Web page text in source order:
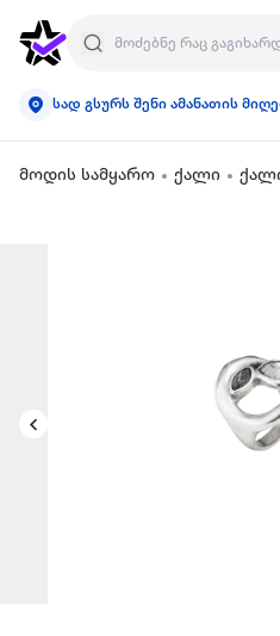
სად გსურს შენი ამანათის
მოდის სამყარო ქალი